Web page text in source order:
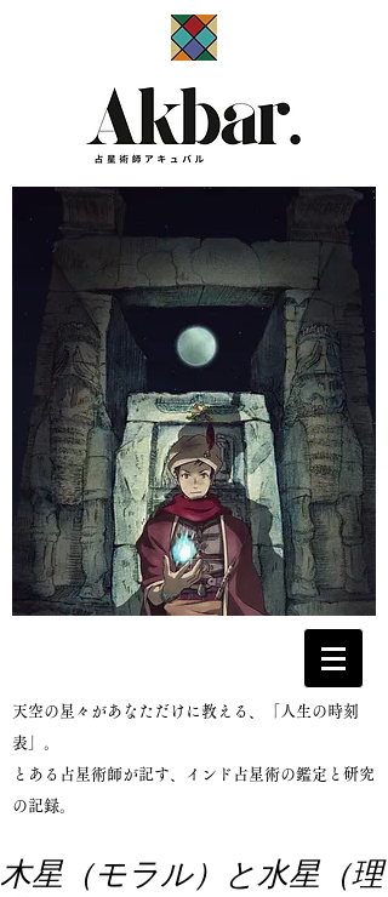
​占星術師アキュバル公式サイト
​天空の星々があなただけに教える、「人生の時刻
表」。
とある占星術師が記す、インド占星術の鑑定と研究
の記録。
木星（モラル）と水星（理